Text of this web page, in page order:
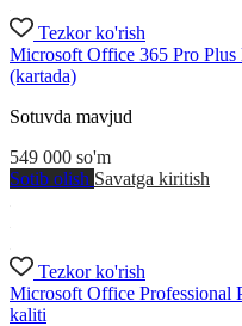
Tezkor ko'rish
Microsoft Office 365 Pro
(kartada)
Sotuvda mavjud
549 000 so'm
Sotib olish Savatga kiritish
Tezkor ko'rish
Microsoft Office Professional
kaliti